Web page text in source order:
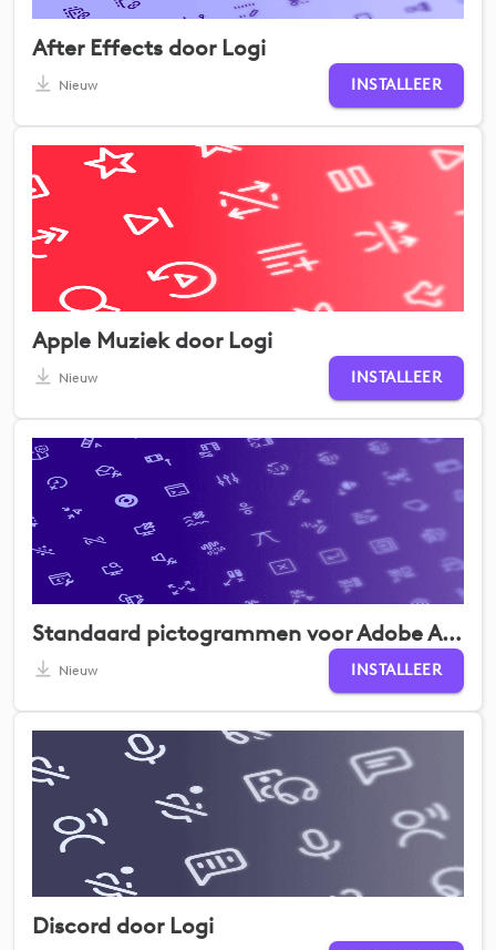
After Effects door Logi
Nieuw INSTALLEER
Apple Muziek door Logi
Nieuw INSTALLEER
Standaard pictogrammen voor Adobe Audition
Nieuw INSTALLEER
Discord door Logi